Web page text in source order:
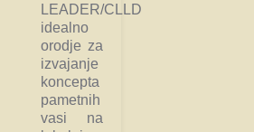
LEADER/CLLD
idealno
orodje za
izvajanje
koncepta
pametnih
vasi na